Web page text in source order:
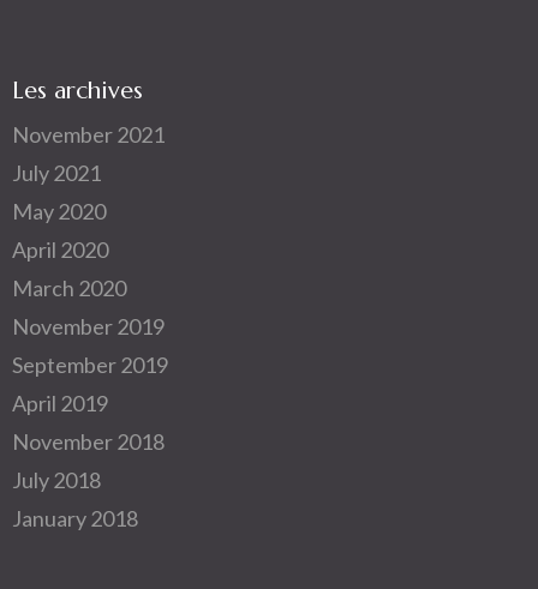
Les archives
November 2021
July 2021
May 2020
April 2020
March 2020
November 2019
September 2019
April 2019
November 2018
July 2018
January 2018